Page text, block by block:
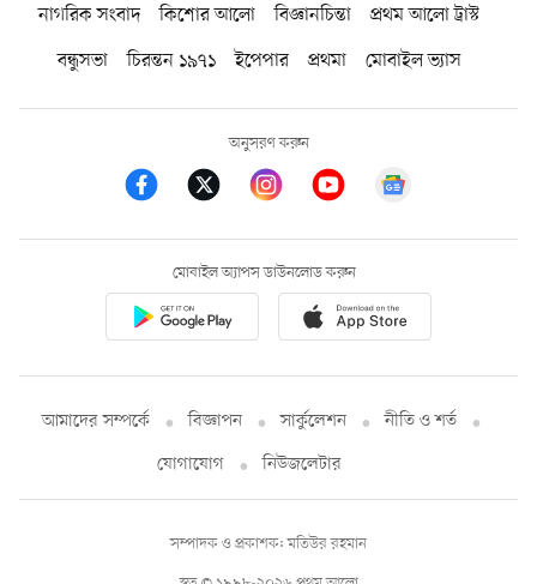
নাগরিক সংবাদ কিশোর আলো বিজ্ঞানচিন্তা
প্রথম আলো ট্রাস্ট
বন্ধুসভা
চিরন্তন ১৯৭১ ইপেপার প্রথমা মোবাইল ভ্যাস
অনুসরণ করুন
মোবাইল অ্যাপস ডাউনলোড করুন
আমাদের সম্পর্কে বিজ্ঞাপন সার্কুলেশন
নীতি ও শর্ত
যোগাযোগ
নিউজলেটার
সম্পাদক ও প্রকাশক: মতিউর রহমান